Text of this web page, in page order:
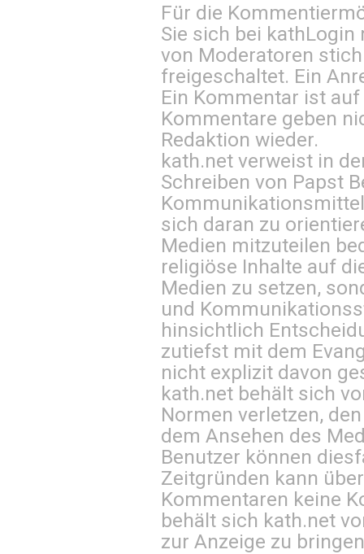
Für die
Sie sich bei kathLogin
von Moderatoren
freigeschaltet. Ein
Ein Kommentar ist
Kommentare geben
Redaktion wieder.
kath.net verweist in
Schreiben von Papst
sich daran zu
Medien mitzuteilen
religiöse Inhalte auf
Medien zu setzen,
und
hinsichtlich
zutiefst mit dem
nicht explizit davon
kath.net behält sich
Normen verletzen,
dem Ansehen des
Benutzer können
Zeitgründen kann
Kommentaren keine
behält sich kath.net
zur Anzeige zu